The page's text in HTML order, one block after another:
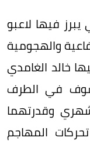
يبرز فيها لاعبو
والهجومية
خالد الغامدي
في الطرف
وقدرتهما
المهاجم